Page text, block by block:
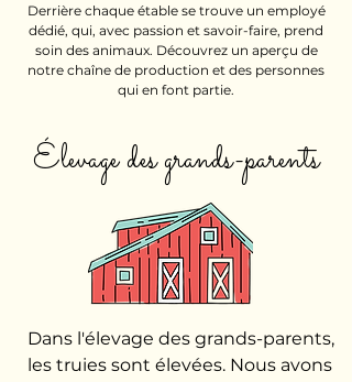
Derrière chaque étable se trouve un employé
dédié, qui, avec passion et savoir-faire, prend
soin des animaux. Découvrez un aperçu de
notre chaîne de production et des personnes
qui en font partie.
Élevage des grands-parents
Dans l'élevage des grands-parents,
les truies sont élevées. Nous avons